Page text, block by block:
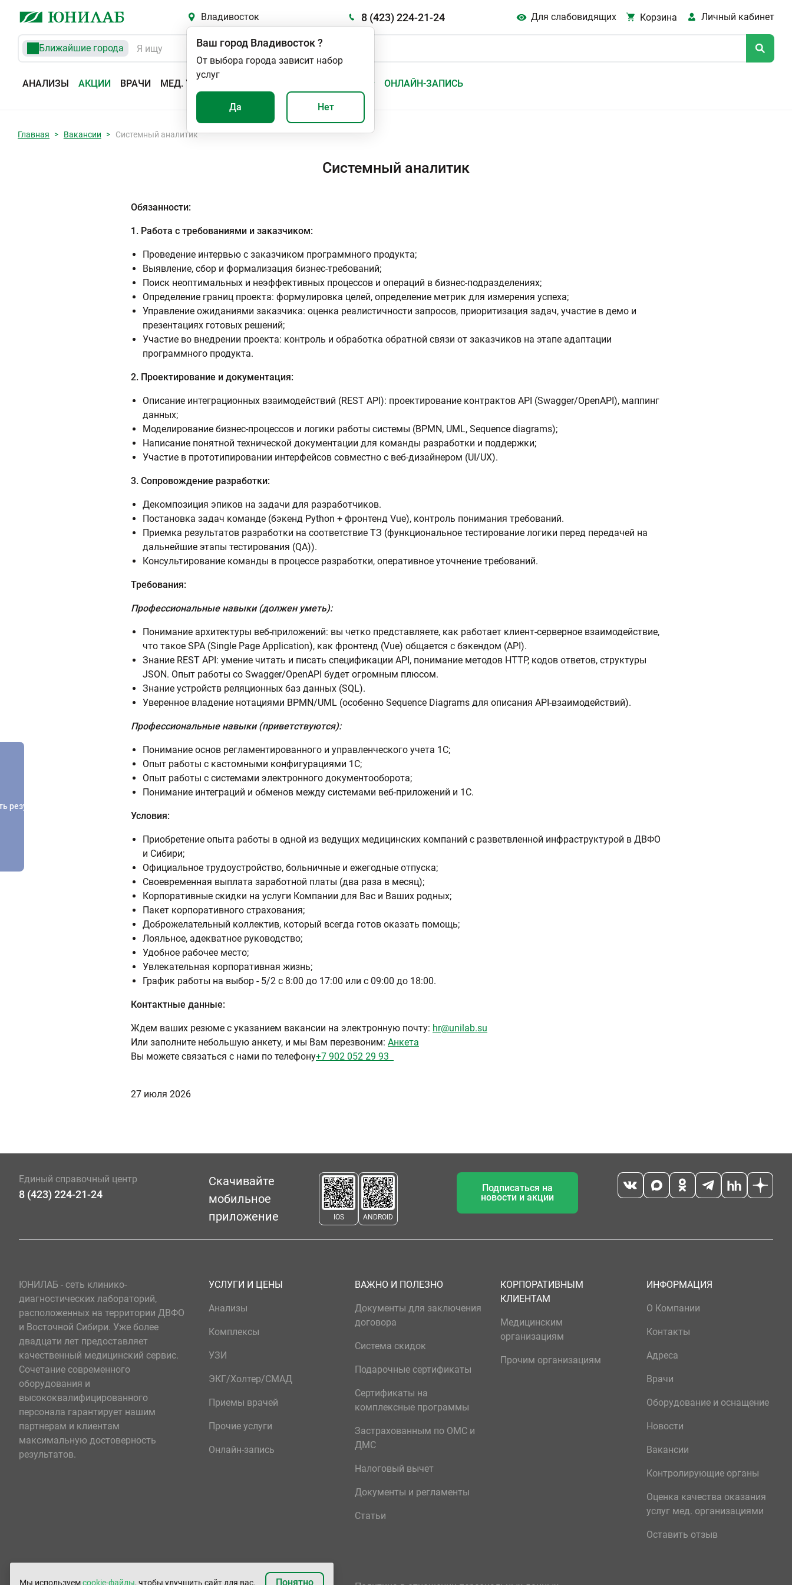
Владивосток 8 (423) 224-21-24 Для слабовидящих Корзина Личный кабинет
Ближайшие города
АНАЛИЗЫ АКЦИИ ВРАЧИ МЕД. УСЛУГИ ОНЛАЙН-ЗАПИСЬ
Ваш город Владивосток?
От выбора города зависит набор
услуг
Да Нет
Главная Вакансии Системный аналитик
Системный аналитик
Обязанности:
1. Работа с требованиями и заказчиком:
Проведение интервью с заказчиком программного продукта;
Выявление, сбор и формализация бизнес-требований;
Поиск неоптимальных и неэффективных процессов и операций в бизнес-подразделениях;
Определение границ проекта: формулировка целей, определение метрик для измерения успеха;
Управление ожиданиями заказчика: оценка реалистичности запросов, приоритизация задач, участие в демо и
презентациях готовых решений;
Участие во внедрении проекта: контроль и обработка обратной связи от заказчиков на этапе адаптации
программного продукта.
2. Проектирование и документация:
Описание интеграционных взаимодействий (REST API): проектирование контрактов API (Swagger/OpenAPI), маппинг
данных;
Моделирование бизнес-процессов и логики работы системы (BPMN, UML, Sequence diagrams);
Написание понятной технической документации для команды разработки и поддержки;
Участие в прототипировании интерфейсов совместно с веб-дизайнером (UI/UX).
3. Сопровождение разработки:
Декомпозиция эпиков на задачи для разработчиков.
Постановка задач команде (бэкенд Python + фронтенд Vue), контроль понимания требований.
Приемка результатов разработки на соответствие ТЗ (функциональное тестирование логики перед передачей на
дальнейшие этапы тестирования (QA)).
Консультирование команды в процессе разработки, оперативное уточнение требований.
Требования:
Профессиональные навыки (должен уметь):
Понимание архитектуры веб-приложений: вы четко представляете, как работает клиент-серверное взаимодействие,
что такое SPA (Single Page Application), как фронтенд (Vue) общается с бэкендом (API).
Знание REST API: умение читать и писать спецификации API, понимание методов HTTP, кодов ответов, структуры
JSON. Опыт работы со Swagger/OpenAPI будет огромным плюсом.
Знание устройств реляционных баз данных (SQL).
Уверенное владение нотациями BPMN/UML (особенно Sequence Diagrams для описания API-взаимодействий).
Профессиональные навыки (приветствуются):
Понимание основ регламентированного и управленческого учета 1С;
Опыт работы с кастомными конфигурациями 1С;
Опыт работы с системами электронного документооборота;
Понимание интеграций и обменов между системами веб-приложений и 1С.
Условия:
Приобретение опыта работы в одной из ведущих медицинских компаний с разветвленной инфраструктурой в ДВФО
и Сибири;
Официальное трудоустройство, больничные и ежегодные отпуска;
Своевременная выплата заработной платы (два раза в месяц);
Корпоративные скидки на услуги Компании для Вас и Ваших родных;
Пакет корпоративного страхования;
Доброжелательный коллектив, который всегда готов оказать помощь;
Лояльное, адекватное руководство;
Удобное рабочее место;
Увлекательная корпоративная жизнь;
График работы на выбор - 5/2 с 8:00 до 17:00 или с 09:00 до 18:00.
Контактные данные:
Ждем ваших резюме с указанием вакансии на электронную почту: hr@unilab.su
Или заполните небольшую анкету, и мы Вам перезвоним: Анкета
Вы можете связаться с нами по телефону+7 902 052 29 93
27 июля 2026
результатов
Единый справочный центр
8 (423) 224-21-24
Скачивайте
мобильное
приложение
IOS ANDROID
Подписаться на
новости и акции
ЮНИЛАБ - сеть клинико-
диагностических лабораторий,
расположенных на территории ДВФО
и Восточной Сибири. Уже более
двадцати лет предоставляет
качественный медицинский сервис.
Сочетание современного
оборудования и
высококвалифицированного
персонала гарантирует нашим
партнерам и клиентам
максимальную достоверность
результатов.
УСЛУГИ И ЦЕНЫ
Анализы
Комплексы
УЗИ
ЭКГ/Холтер/СМАД
Приемы врачей
Прочие услуги
Онлайн-запись
ВАЖНО И ПОЛЕЗНО
Документы для заключения
договора
Система скидок
Подарочные сертификаты
Сертификаты на
комплексные программы
Застрахованным по ОМС и
ДМС
Налоговый вычет
Документы и регламенты
Статьи
КОРПОРАТИВНЫМ
КЛИЕНТАМ
Медицинским
организациям
Прочим организациям
ИНФОРМАЦИЯ
О Компании
Контакты
Адреса
Врачи
Оборудование и оснащение
Новости
Вакансии
Контролирующие органы
Оценка качества оказания
услуг мед. организациями
Оставить отзыв
Мы используемcookie-файлы, чтобы улучшить сайт для вас. Понятно